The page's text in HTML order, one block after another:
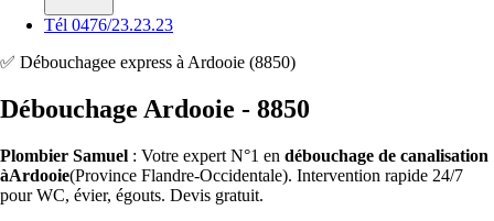
Tél 0476/23.23.23
✅ Débouchagee express à Ardooie (8850)
Débouchage Ardooie - 8850
Plombier Samuel : Votre expert N°1 en débouchage de canalisation
àArdooie(Province Flandre-Occidentale). Intervention rapide 24/7
pour WC, évier, égouts. Devis gratuit.